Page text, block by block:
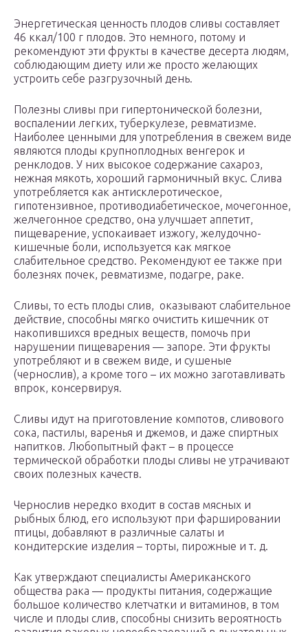
Энергетическая ценность плодов сливы составляет
46 ккал/100 г плодов. Это немного, потому и
рекомендуют эти фрукты в качестве десерта людям,
соблюдающим диету или же просто желающих
устроить себе разгрузочный день.
Полезны сливы при гипертонической болезни,
воспалении легких, туберкулезе, ревматизме.
Наиболее ценными для употребления в свежем виде
являются плоды крупноплодных венгерок и
ренклодов. У них высокое содержание сахароз,
нежная мякоть, хороший гармоничный вкус. Слива
употребляется как антисклеротическое,
гипотензивное, противодиабетическое, мочегонное,
желчегонное средство, она улучшает аппетит,
пищеварение, успокаивает изжогу, желудочно-
кишечные боли, используется как мягкое
слабительное средство. Рекомендуют ее также при
болезнях почек, ревматизме, подагре, раке.
Сливы, то есть плоды слив, оказывают слабительное
действие, способны мягко очистить кишечник от
накопившихся вредных веществ, помочь при
нарушении пищеварения — запоре. Эти фрукты
употребляют и в свежем виде, и сушеные
(чернослив), а кроме того – их можно заготавливать
впрок, консервируя.
Сливы идут на приготовление компотов, сливового
сока, пастилы, варенья и джемов, и даже спиртных
напитков. Любопытный факт – в процессе
термической обработки плоды сливы не утрачивают
своих полезных качеств.
Чернослив нередко входит в состав мясных и
рыбных блюд, его используют при фаршировании
птицы, добавляют в различные салаты и
кондитерские изделия – торты, пирожные и т. д.
Как утверждают специалисты Американского
общества рака — продукты питания, содержащие
большое количество клетчатки и витаминов, в том
числе и плоды слив, способны снизить вероятность